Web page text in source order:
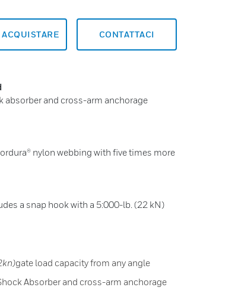
ACQUISTARE CONTATTACI
absorber and cross-arm anchorage
nylon webbing with five times more
a snap hook with a 5:000-lb. (22 kN)
gate load capacity from any angle
Absorber and cross-arm anchorage